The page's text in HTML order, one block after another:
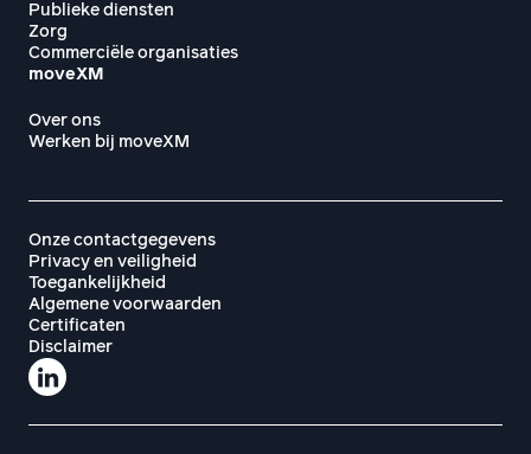
Publieke diensten
Zorg
Commerciële organisaties
moveXM
Over ons
Werken bij moveXM
Onze contactgegevens
Privacy en veiligheid
Toegankelijkheid
Algemene voorwaarden
Certificaten
Disclaimer